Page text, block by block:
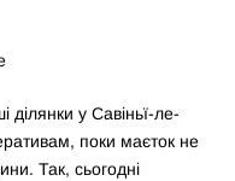
у Савіньї-ле-
поки маєток не
Так, сьогодні